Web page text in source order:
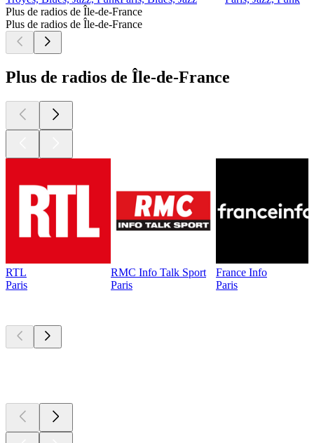
Plus de radios de Île-de-France
Plus de radios de Île-de-France
Plus de radios de Île-de-France
RTL
Paris
RMC Info Talk Sport
Paris
France Info
Paris